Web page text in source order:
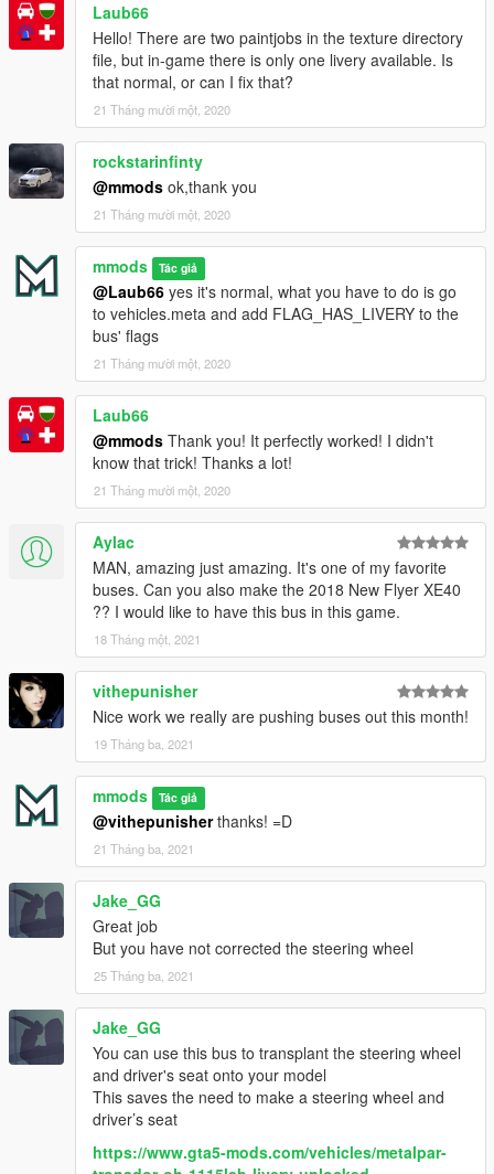
Laub66
Hello! There are two paintjobs in the texture directory
file, but in-game there is only one livery available. Is
that normal, or can I fix that?
21 Tháng mười một, 2020
rockstarinfinty
@mmods ok,thank you
21 Tháng mười một, 2020
mmods Tác giả
@Laub66 yes it's normal, what you have to do is go
to vehicles.meta and add FLAG_HAS_LIVERY to the
bus' flags
21 Tháng mười một, 2020
Laub66
@mmods Thank you! It perfectly worked! I didn't
know that trick! Thanks a lot!
21 Tháng mười một, 2020
Aylac
MAN, amazing just amazing. It's one of my favorite
buses. Can you also make the 2018 New Flyer XE40
?? I would like to have this bus in this game.
18 Tháng một, 2021
vithepunisher
Nice work we really are pushing buses out this month!
19 Tháng ba, 2021
mmods Tác giả
@vithepunisherthanks! =D
21 Tháng ba, 2021
Jake_GG
Great job
But you have not corrected the steering wheel
25 Tháng ba, 2021
Jake_GG
You can use this bus to transplant the steering wheel
and driver's seat onto your model
This saves the need to make a steering wheel and
driver’s seat
https://www.gta5-mods.com/vehicles/metalpar-